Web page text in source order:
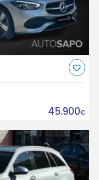
45.900€